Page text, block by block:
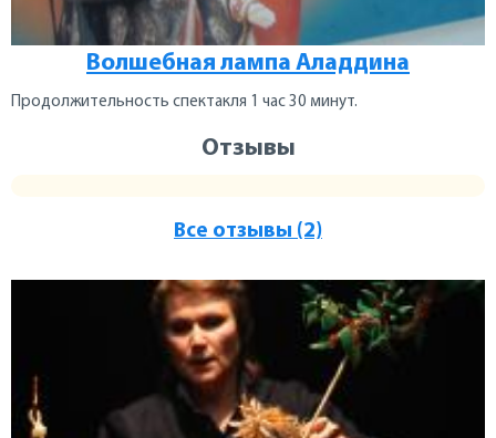
Волшебная лампа Аладдина
Продолжительность спектакля 1 час 30 минут.
Отзывы
Все отзывы (2)